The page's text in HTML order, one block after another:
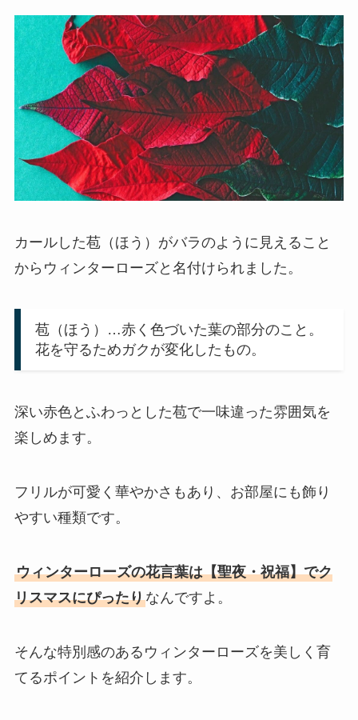
カールした苞（ほう）がバラのように見えること
からウィンターローズと名付けられました。
苞（ほう）…赤く色づいた葉の部分のこと。
花を守るためガクが変化したもの。
深い赤色とふわっとした苞で一味違った雰囲気を
楽しめます。
フリルが可愛く華やかさもあり、お部屋にも飾り
やすい種類です。
ウィンターローズの花言葉は【聖夜・祝福】でク
リスマスにぴったりなんですよ。
そんな特別感のあるウィンターローズを美しく育
てるポイントを紹介します。